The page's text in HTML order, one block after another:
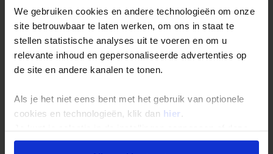
We gebruiken cookies en andere technologieën om onze
site betrouwbaar te laten werken, om ons in staat te
stellen statistische analyses uit te voeren en om u
relevante inhoud en gepersonaliseerde advertenties op
de site en andere kanalen te tonen.
Als je het niet eens bent met het gebruik van optionele
cookies en technologieën, klik dan hier .
onder aan de pagina op elk gewenst moment voor de
Reizen met Shoestring
De belangrijkste info op een rij
Bestemmingen
Duurzaam reizen
Veelgestelde vragen